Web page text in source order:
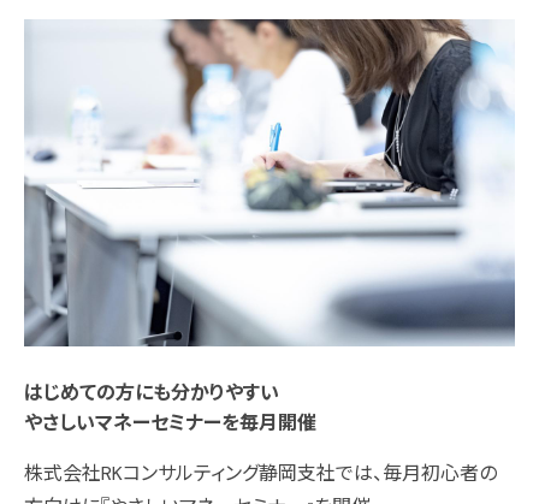
はじめての方にも分かりやすい
やさしいマネーセミナーを毎月開催
株式会社RKコンサルティング静岡支社では、毎月初心者の